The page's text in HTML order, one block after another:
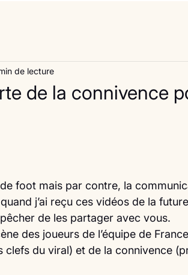
de la connivence
de lecture
foot mais par contre, la
j’ai reçu ces vidéos de la
de les partager avec vous.
des joueurs de l’équipe de
clefs du viral) et de la connivence